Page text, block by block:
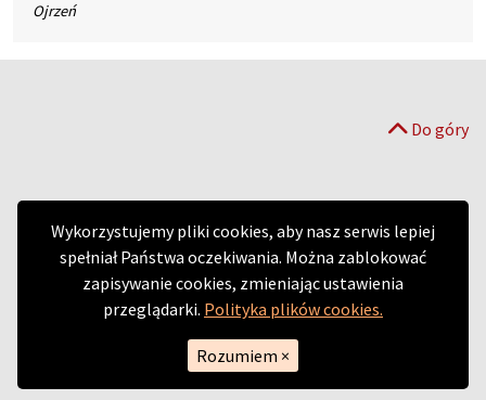
Wykorzystujemy pliki cookies, aby nasz serwis lepiej
spełniał Państwa oczekiwania. Można zablokować
zapisywanie cookies, zmieniając ustawienia
przeglądarki. Polityka plików cookies.
Rozumiem ×
Ojrzeń
Do góry